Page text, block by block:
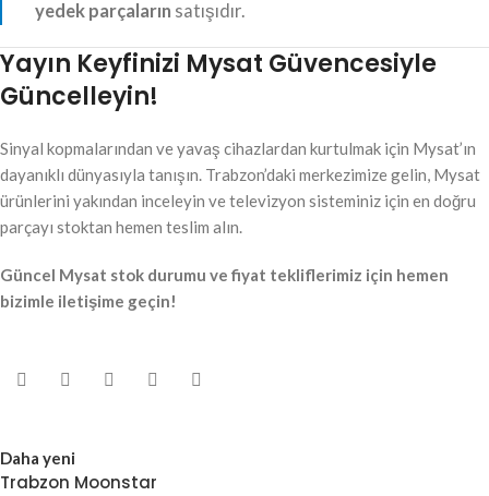
yedek parçaların satışıdır.
Yayın Keyfinizi Mysat Güvencesiyle
Güncelleyin!
Sinyal kopmalarından ve yavaş cihazlardan kurtulmak için Mysat’ın
dayanıklı dünyasıyla tanışın. Trabzon’daki merkezimize gelin, Mysat
ürünlerini yakından inceleyin ve televizyon sisteminiz için en doğru
parçayı stoktan hemen teslim alın.
Güncel Mysat stok durumu ve fiyat tekliflerimiz için hemen
bizimle iletişime geçin!
Daha yeni
Trabzon Moonstar